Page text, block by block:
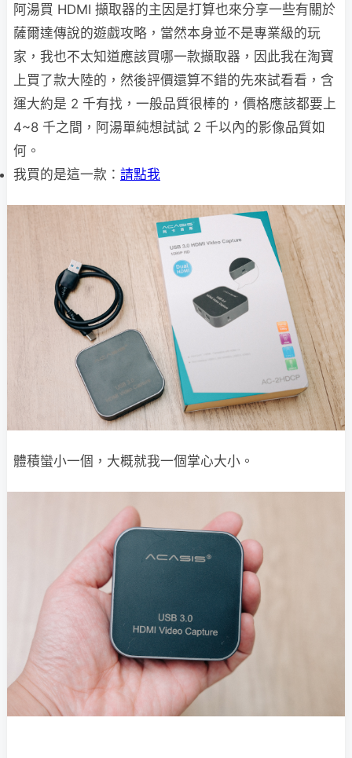
阿湯買 HDMI 擷取器的主因是打算也來分享一些有關於
薩爾達傳說的遊戲攻略，當然本身並不是專業級的玩
家，我也不太知道應該買哪一款擷取器，因此我在淘寶
上買了款大陸的，然後評價還算不錯的先來試看看，含
運大約是 2 千有找，一般品質很棒的，價格應該都要上
4~8 千之間，阿湯單純想試試 2 千以內的影像品質如
何。
我買的是這一款： 請點我
體積蠻小一個，大概就我一個掌心大小。